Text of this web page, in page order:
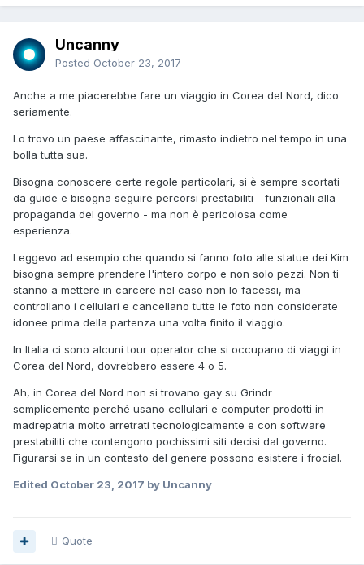
Uncanny
Posted October 23, 2017
Anche a me piacerebbe fare un viaggio in Corea del Nord, dico
seriamente.
Lo trovo un paese affascinante, rimasto indietro nel tempo in una
bolla tutta sua.
Bisogna conoscere certe regole particolari, si è sempre scortati
da guide e bisogna seguire percorsi prestabiliti - funzionali alla
propaganda del governo - ma non è pericolosa come
esperienza.
Leggevo ad esempio che quando si fanno foto alle statue dei Kim
bisogna sempre prendere l'intero corpo e non solo pezzi. Non ti
stanno a mettere in carcere nel caso non lo facessi, ma
controllano i cellulari e cancellano tutte le foto non considerate
idonee prima della partenza una volta finito il viaggio.
In Italia ci sono alcuni tour operator che si occupano di viaggi in
Corea del Nord, dovrebbero essere 4 o 5.
Ah, in Corea del Nord non si trovano gay su Grindr
semplicemente perché usano cellulari e computer prodotti in
madrepatria molto arretrati tecnologicamente e con software
prestabiliti che contengono pochissimi siti decisi dal governo.
Figurarsi se in un contesto del genere possono esistere i frocial.
Edited October 23, 2017 by Uncanny
Quote